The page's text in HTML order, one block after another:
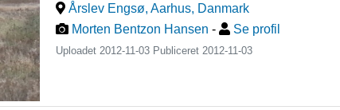
Årslev Engsø, Aarhus, Danmark
Morten Bentzon Hansen - Se profil
Uploadet 2012-11-03 Publiceret 2012-11-03